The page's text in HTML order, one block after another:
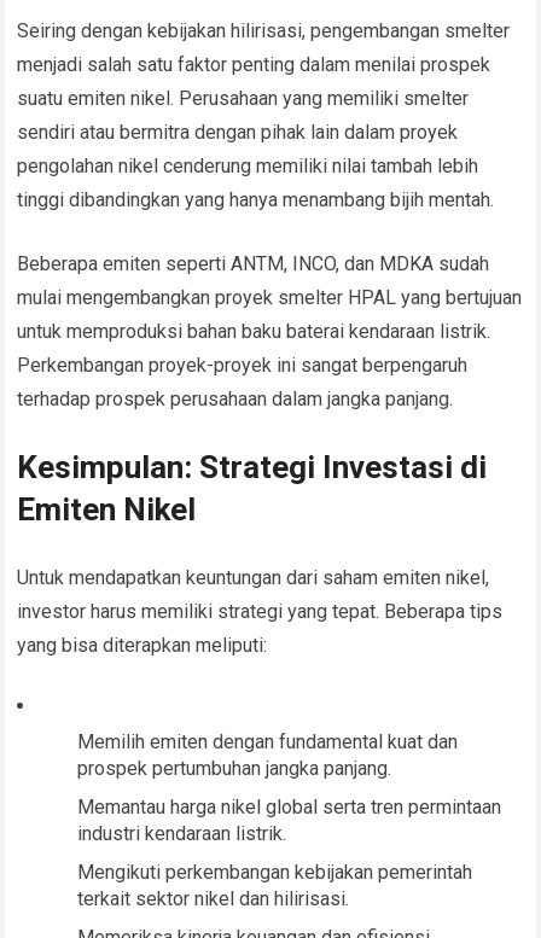
Seiring dengan kebijakan hilirisasi, pengembangan smelter
menjadi salah satu faktor penting dalam menilai prospek
suatu emiten nikel. Perusahaan yang memiliki smelter
sendiri atau bermitra dengan pihak lain dalam proyek
pengolahan nikel cenderung memiliki nilai tambah lebih
tinggi dibandingkan yang hanya menambang bijih mentah.
Beberapa emiten seperti ANTM, INCO, dan MDKA sudah
mulai mengembangkan proyek smelter HPAL yang bertujuan
untuk memproduksi bahan baku baterai kendaraan listrik.
Perkembangan proyek-proyek ini sangat berpengaruh
terhadap prospek perusahaan dalam jangka panjang.
Kesimpulan: Strategi Investasi di
Emiten Nikel
Untuk mendapatkan keuntungan dari saham emiten nikel,
investor harus memiliki strategi yang tepat. Beberapa tips
yang bisa diterapkan meliputi:
Memilih emiten dengan fundamental kuat dan
prospek pertumbuhan jangka panjang.
Memantau harga nikel global serta tren permintaan
industri kendaraan listrik.
Mengikuti perkembangan kebijakan pemerintah
terkait sektor nikel dan hilirisasi.